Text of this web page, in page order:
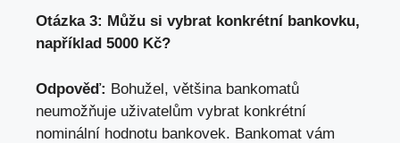
Otázka 3: Můžu si vybrat konkrétní bankovku,
například 5000 Kč?
Odpověď: Bohužel, většina bankomatů
neumožňuje uživatelům vybrat konkrétní
nominální hodnotu bankovek. Bankomat vám